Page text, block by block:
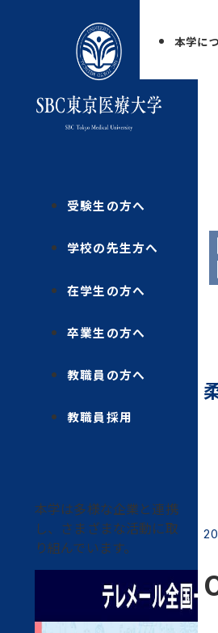
受験生の方へ
学校の先生方へ
在学生の方へ
卒業生の方へ
教職員の方へ
教職員採用
本学は多様な企業と連携
し、さまざまな活動に取
り組んでいます。
本学に